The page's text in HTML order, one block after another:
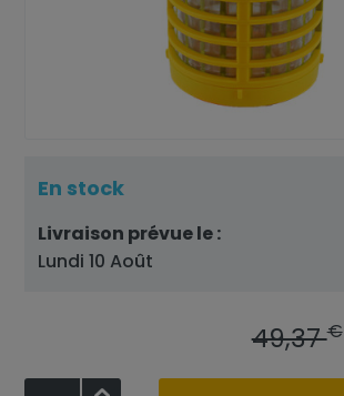
En stock
Livraison prévue le :
Lundi 10 Août
49,37€